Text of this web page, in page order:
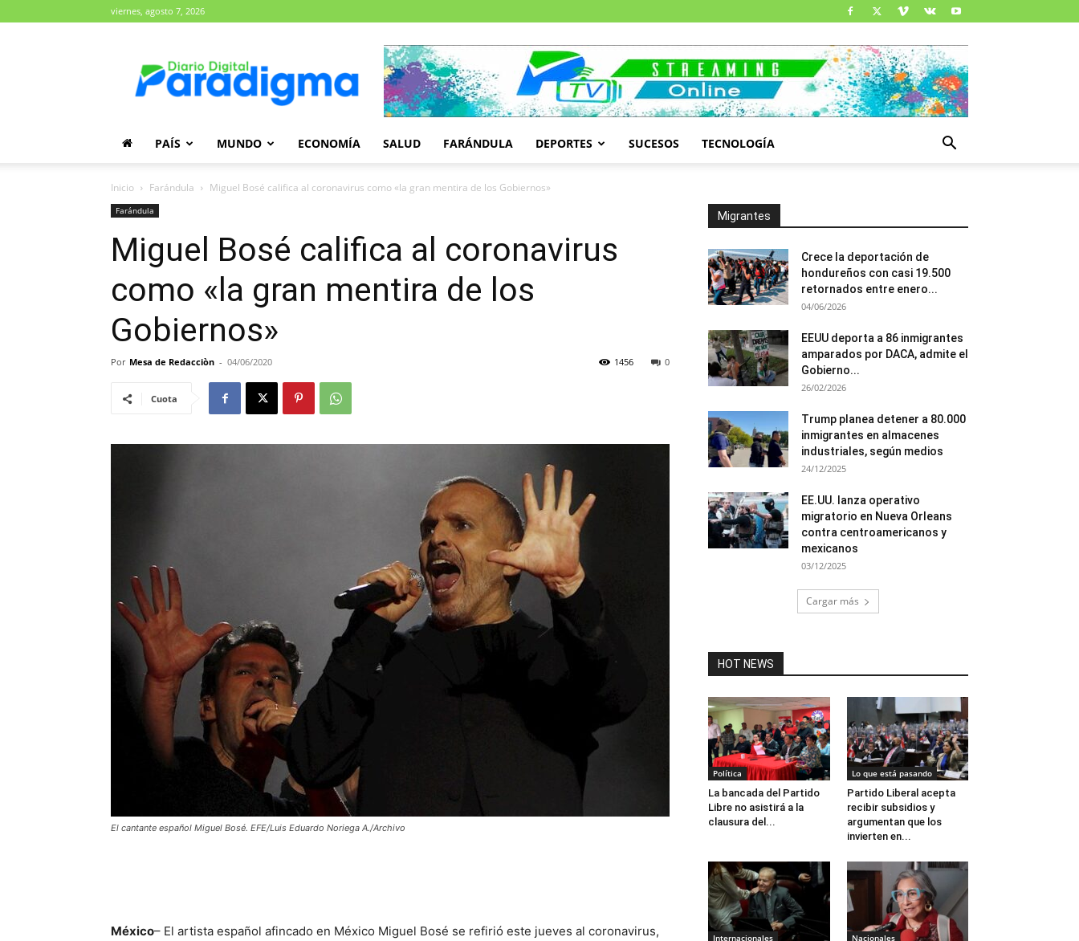
viernes, agosto 7, 2026
Paradigma
PAÍS MUNDO ECONOMÍA SALUD FARÁNDULA DEPORTES SUCESOS TECNOLOGÍA
Inicio Farándula Miguel Bosé califica al coronavirus como «la gran mentira de los Gobiernos»
Farándula
Miguel Bosé califica al coronavirus
como «la gran mentira de los
Gobiernos»
Por Mesa de Redacciòn - 04/06/2020 0
1456
Cuota
El cantante español Miguel Bosé. EFE/Luis Eduardo Noriega A./Archivo
México– El artista español afincado en México Miguel Bosé se refirió este jueves al coronavirus,
Migrantes
Crece la deportación de
hondureños con casi 19.500
retornados entre enero...
04/06/2026
EEUU deporta a 86 inmigrantes
amparados por DACA, admite el
Gobierno...
26/02/2026
Trump planea detener a 80.000
inmigrantes en almacenes
industriales, según medios
24/12/2025
EE.UU. lanza operativo
migratorio en Nueva Orleans
contra centroamericanos y
mexicanos
03/12/2025
Cargar más
HOT NEWS
Política
La bancada del Partido
Libre no asistirá a la
clausura del...
Lo que está pasando
Partido Liberal acepta
recibir subsidios y
argumentan que los
invierten en...
Internacionales Nacionales